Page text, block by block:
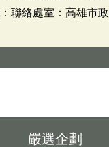
聯絡處室：高雄市
嚴選企劃